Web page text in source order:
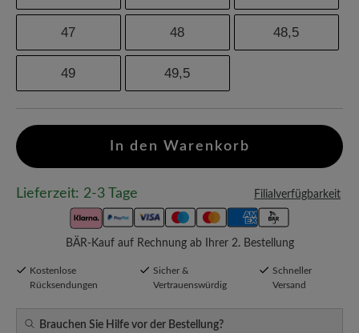
47 48 48,5
49 49,5
In den Warenkorb
Lieferzeit: 2-3 Tage Filialverfügbarkeit
BÄR-Kauf auf Rechnung ab Ihrer 2. Bestellung
Kostenlose
Rücksendungen
Sicher &
Vertrauenswürdig
Schneller
Versand
Brauchen Sie Hilfe vor der Bestellung?